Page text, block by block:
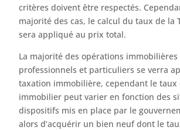
critères doivent être respectés.
majorité des cas, le calcul du taux de la
sera appliqué au prix total.
La majorité des opérations
professionnels et particuliers se verra
taxation immobilière, cependant le taux
immobilier peut varier en fonction des
dispositifs mis en place par le
alors d’acquérir un bien neuf dont le